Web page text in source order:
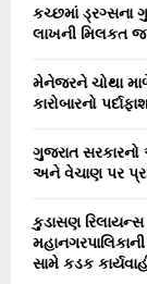
o
r
કચ્છમાં ડ્રગ્સના
લાખની મિલકત
મેનેજરને ચોથા
કારોબારનો
ગુજરાત સરકારનો
અને વેચાણ પર
કુડાસણ રિલાયન્સ
સામે કડક